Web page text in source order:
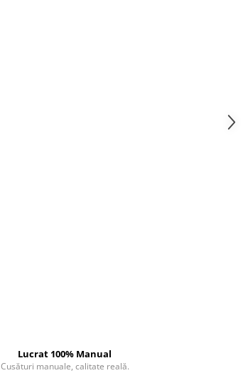
Lucrat 100% Manual
Cusături manuale, calitate reală.